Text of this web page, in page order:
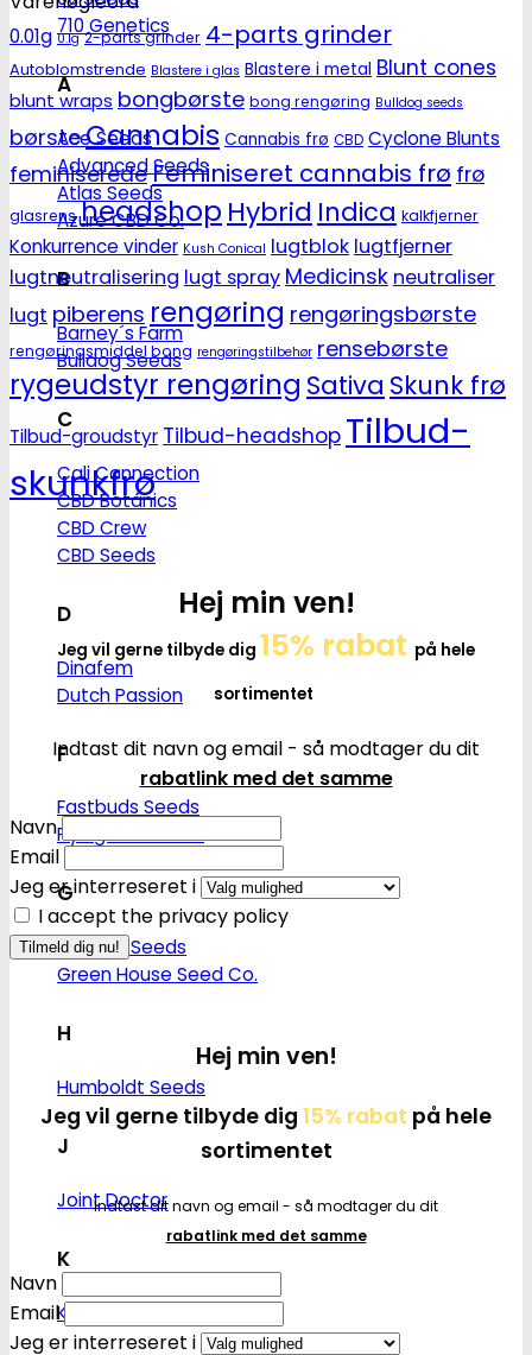
710 Genetics
A
Ace Seeds
Advanced Seeds
Atlas Seeds
Azure CBD Co.
B
Barney´s Farm
Bulldog Seeds
C
Cali Connection
CBD Botanics
CBD Crew
CBD Seeds
D
Dinafem
Dutch Passion
F
Fastbuds Seeds
Flying Dutchmen
G
Genetik Seeds
Green House Seed Co.
H
Humboldt Seeds
J
Joint Doctor
K
Kannabia
0.01g 0.1g 2-parts grinder 4-parts grinder
Autoblomstrende Blastere i glas Blastere i metal Blunt cones
blunt wraps bongbørste bong rengøring Bulldog seeds
børsteCannabis Cannabis frø CBD Cyclone Blunts
feminiseredeFeminiseret cannabis frø frø
glasrens headshop Hybrid Indica kalkfjerner
Konkurrence vinder Kush Conical lugtblok lugtfjerner
lugtneutralisering lugt spray Medicinsk neutraliser
lugt piberens rengøring rengøringsbørste
rengøringsmiddel bong rengøringstilbehør rensebørste
rygeudstyr rengøring Sativa Skunk frø
Tilbud-groudstyr Tilbud-headshop Tilbud-
skunkfrø
Hej min ven!
Jeg vil gerne tilbyde dig 15% rabat på hele
sortimentet
Indtast dit navn og email - så modtager du dit
rabatlink med det samme
Navn
Email
Jeg er interreseret i
I accept the privacy policy
Hej min ven!
Jeg vil gerne tilbyde dig 15% rabat på hele
sortimentet
Indtast dit navn og email - så modtager du dit
rabatlink med det samme
Navn
Email
Jeg er interreseret i